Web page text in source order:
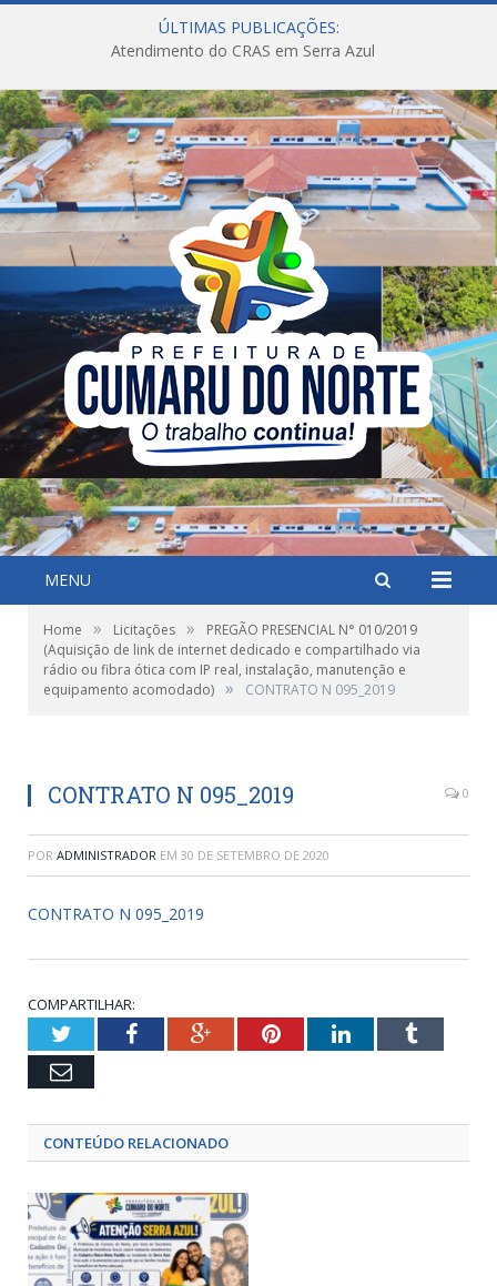
ÚLTIMAS PUBLICAÇÕES:
Atendimento do CRAS em Serra Azul
MENU
Home » Licitações »
PREGÃO PRESENCIAL N° 010/2019
(Aquisição de link de internet dedicado e compartilhado via
rádio ou fibra ótica com IP real, instalação, manutenção e
equipamento acomodado) » CONTRATO N 095_2019
CONTRATO N 095_2019 0
POR ADMINISTRADOR EM 30 DE SETEMBRO DE 2020
CONTRATO N 095_2019
COMPARTILHAR:
TwitterFacebookGoogle+PinterestLinkedInTumblr
Email
CONTEÚDO RELACIONADO